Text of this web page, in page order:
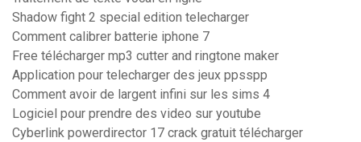
Shadow fight 2 special edition telecharger
Comment calibrer batterie iphone 7
Free télécharger mp3 cutter and ringtone maker
Application pour telecharger des jeux ppsspp
Comment avoir de largent infini sur les sims 4
Logiciel pour prendre des video sur youtube
Cyberlink powerdirector 17 crack gratuit télécharger